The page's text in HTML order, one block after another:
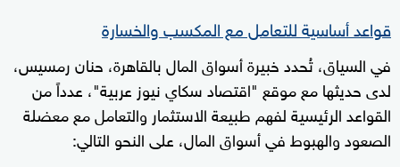
قواعد أساسية للتعامل مع المكسب والخسارة
في السياق، تُحدد خبيرة أسواق المال بالقاهرة، حنان رمسيس،
لدى حديثها مع موقع "اقتصاد سكاي نيوز عربية"، عدداً من
القواعد الرئيسية لفهم طبيعة الاستثمار والتعامل مع معضلة
الصعود والهبوط في أسواق المال، على النحو التالي: